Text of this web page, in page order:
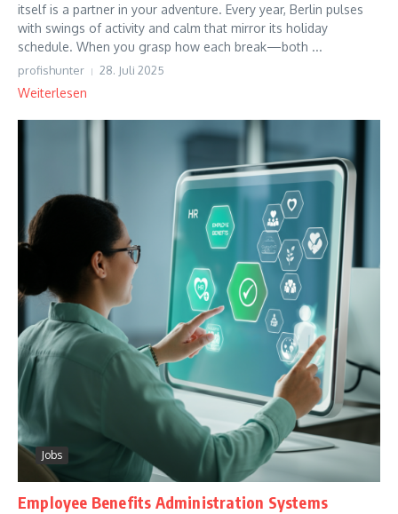
itself is a partner in your adventure. Every year, Berlin pulses
with swings of activity and calm that mirror its holiday
schedule. When you grasp how each break—both ...
profishunter 28. Juli 2025
Weiterlesen
Jobs
Employee Benefits Administration Systems